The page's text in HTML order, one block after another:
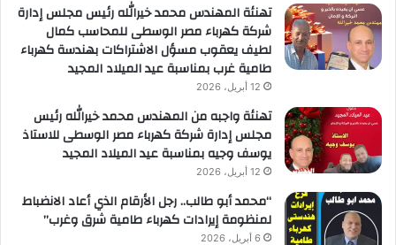
تهنئة المهندس محمد خيرالله رئيس مجلس إدارة
شركة كهرباء مصر الوسطى للمحاسب كمال
لطيف يعقوب مسؤل الاشتراكات بهندسة كهرباء
طامية غرب بمناسبة عيد الميلاد المجيد
12 أبريل، 2026
تهنئة واجبه من المهندس محمد خيرالله رئيس
مجلس إدارة شركة كهرباء مصر الوسطى للاستاذ
يوسف وجيه بمناسبة عيد الميلاد المجيد
12 أبريل، 2026
“محمد أبو طالب.. رجل الأرقام الذي أعاد الانضباط
لمنظومة إيرادات كهرباء طامية شرق وغرب”
6 أبريل، 2026